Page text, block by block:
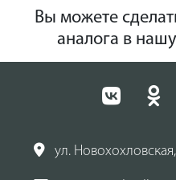
Вы можете
аналога в
ул. Новохохловская,